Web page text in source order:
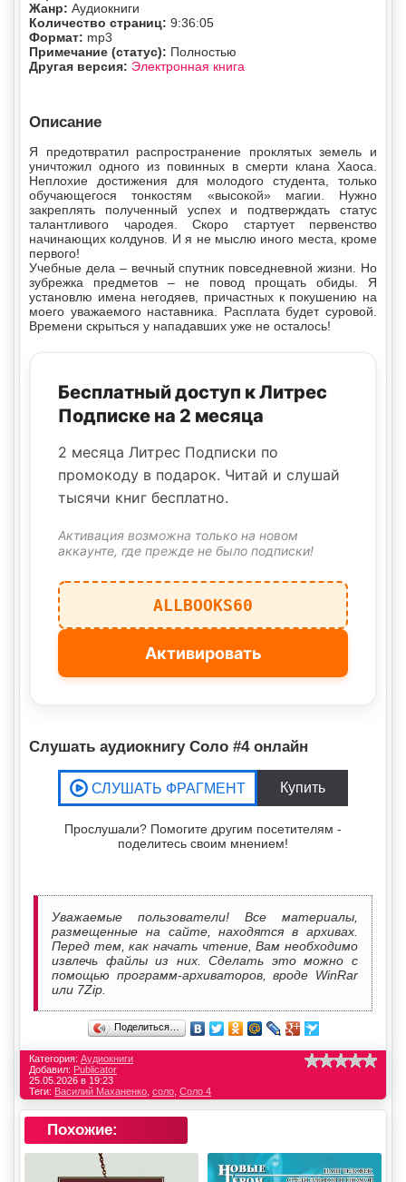
Жанр: Аудиокниги
Количество страниц: 9:36:05
Формат: mp3
Примечание (статус): Полностью
Другая версия: Электронная книга
Описание
Я предотвратил распространение проклятых земель и
уничтожил одного из повинных в смерти клана Хаоса.
Неплохие достижения для молодого студента, только
обучающегося тонкостям «высокой» магии. Нужно
закреплять полученный успех и подтверждать статус
талантливого чародея. Скоро стартует первенство
начинающих колдунов. И я не мыслю иного места, кроме
первого!
Учебные дела – вечный спутник повседневной жизни. Но
зубрежка предметов – не повод прощать обиды. Я
установлю имена негодяев, причастных к покушению на
моего уважаемого наставника. Расплата будет суровой.
Времени скрыться у нападавших уже не осталось!
Бесплатный доступ к Литрес
Подписке на 2 месяца
2 месяца Литрес Подписки по
промокоду в подарок. Читай и слушай
тысячи книг бесплатно.
Активация возможна только на новом
аккаунте, где прежде не было подписки!
ALLBOOKS60
Активировать
Слушать аудиокнигу Соло #4 онлайн
Прослушали? Помогите другим посетителям -
поделитесь своим мнением!
Уважаемые пользователи! Все материалы,
размещенные на сайте, находятся в архивах.
Перед тем, как начать чтение, Вам необходимо
извлечь файлы из них. Сделать это можно с
помощью программ-архиваторов, вроде WinRar
или 7Zip.
Поделиться…
Категория: Аудиокниги
Добавил: Publicator
25.05.2026 в 19:23
Теги: Василий Маханенко соло Соло 4
Похожие: